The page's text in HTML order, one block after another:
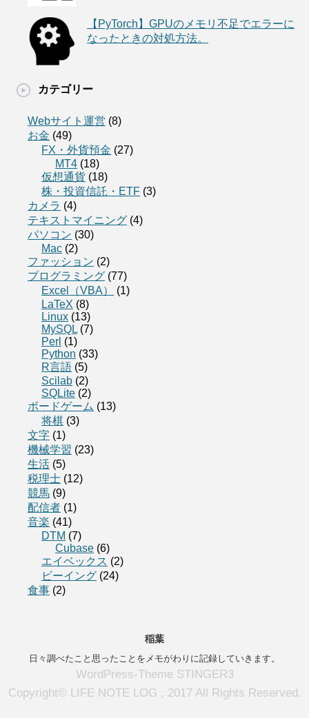
【PyTorch】GPUのメモリ不足でエラーに
なったときの対処方法。
カテゴリー
Webサイト運営 (8)
お金 (49)
FX・外貨預金 (27)
MT4 (18)
仮想通貨 (18)
株・投資信託・ETF (3)
カメラ (4)
テキストマイニング (4)
パソコン (30)
Mac (2)
ファッション (2)
プログラミング (77)
Excel（VBA）
(1)
LaTeX (8)
Linux (13)
MySQL (7)
Perl (1)
Python (33)
R言語 (5)
Scilab (2)
SQLite (2)
ボードゲーム (13)
将棋 (3)
文字 (1)
機械学習 (23)
生活 (5)
税理士 (12)
競馬 (9)
配信者 (1)
音楽 (41)
DTM (7)
Cubase (6)
エイベックス (2)
ビーイング (24)
食事 (2)
稲葉
日々調べたこと思ったことをメモがわりに記録していきます。
WordPress-Theme STINGER3
Copyright© LIFE NOTE LOG , 2017 All Rights Reserved.